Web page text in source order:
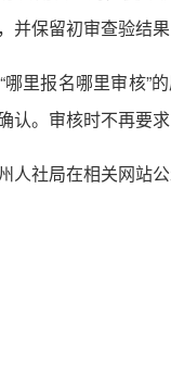
保留初审查验结
哪里报名哪里审核
认。审核时不再要
人社局在相关网站公